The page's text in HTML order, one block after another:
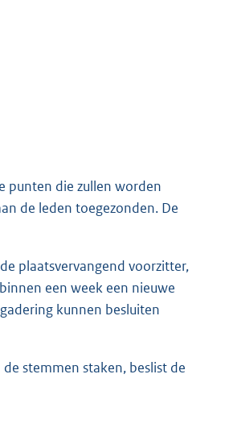
punten die zullen worden
de leden toegezonden. De
plaatsvervangend voorzitter,
een week een nieuwe
kunnen besluiten
stemmen staken, beslist de